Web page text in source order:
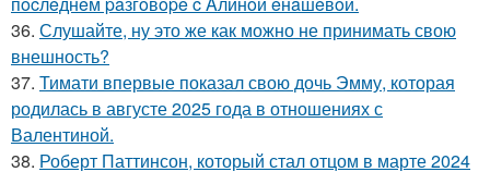
36. Слушайте, ну это же как можно не принимать свою
внешность?
37. Тимати впервые показал свою дочь Эмму, которая
родилась в августе 2025 года в отношениях с
Валентиной.
38. Роберт Паттинсон, который стал отцом в марте 2024